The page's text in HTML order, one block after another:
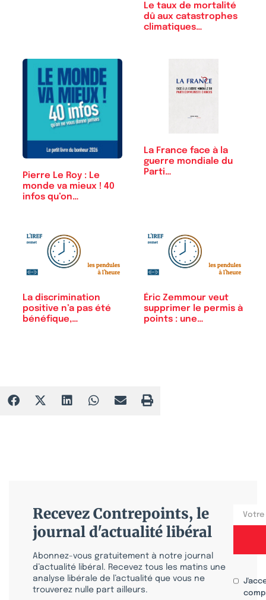
Le taux de mortalité
dû aux catastrophes
climatiques…
Pierre Le Roy : Le
monde va mieux ! 40
infos qu’on…
La France face à la
guerre mondiale du
Parti…
La discrimination
positive n’a pas été
bénéfique,…
Éric Zemmour veut
supprimer le permis à
points : une…
Recevez Contrepoints, le
journal d'actualité libéral
Abonnez-vous gratuitement à notre journal
d’actualité libéral. Recevez tous les matins une
analyse libérale de l’actualité que vous ne
trouverez nulle part ailleurs.